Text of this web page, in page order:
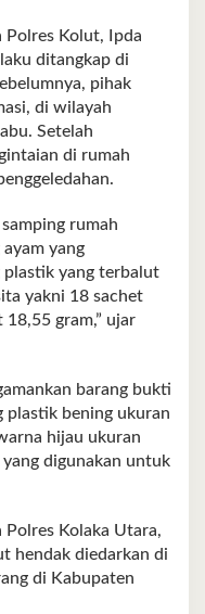
Polres Kolut, Ipda
ditangkap di
pihak
di wilayah
Setelah
di rumah
rumah
yang
plastik yang terbalut
yakni 18 sachet
gram,” ujar
barang bukti
plastik bening ukuran
hijau ukuran
digunakan untuk
Polres Kolaka Utara,
hendak diedarkan di
di Kabupaten